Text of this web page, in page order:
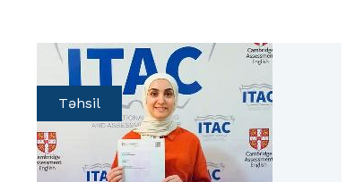
Təhsil